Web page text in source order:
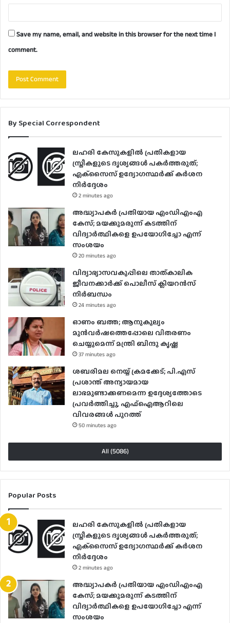
Save my name, email, and website in this browser for the next time I
comment.
By Special Correspondent
ലഹരി കേസുകളിൽ പ്രതികളായ
സ്ത്രീകളുടെ ദൃശ്യങ്ങൾ പകർത്തരുത്;
എക്‌സൈസ് ഉദ്യോഗസ്ഥർക്ക് കർശന
നിർദ്ദേശം
2 minutes ago
അദ്ധ്യാപകർ പ്രതിയായ എംഡിഎംഎ
കേസ്; മയക്കുമരുന്ന് കടത്തിന്
വിദ്യാർത്ഥികളെ ഉപയോ​ഗിച്ചോ എന്ന്
സംശയം
20 minutes ago
വിദ്യാഭ്യാസവകുപ്പിലെ താത്കാലിക
ജീവനക്കാർക്ക് പൊലീസ് ക്ലിയറൻസ്
നിർബന്ധം
24 minutes ago
ഓണം ബത്ത; ആനുകൂല്യം
മുൻവർഷത്തെപ്പോലെ വിതരണം
ചെയ്യുമെന്ന് മന്ത്രി ബിന്ദു കൃഷ്ണ
37 minutes ago
ശബരിമല നെയ്യ് ക്രമക്കേട്; പി.എസ്
പ്രശാന്ത് അന്യായമായ
ലാഭമുണ്ടാക്കണമെന്ന ഉദ്ദേശ്യത്തോടെ
പ്രവർത്തിച്ചു, എഫ്ഐആറിലെ
വിവരങ്ങൾ പുറത്ത്
50 minutes ago
All (5086)
Popular Posts
ലഹരി കേസുകളിൽ പ്രതികളായ
സ്ത്രീകളുടെ ദൃശ്യങ്ങൾ പകർത്തരുത്;
എക്‌സൈസ് ഉദ്യോഗസ്ഥർക്ക് കർശന
നിർദ്ദേശം
2 minutes ago
അദ്ധ്യാപകർ പ്രതിയായ എംഡിഎംഎ
കേസ്; മയക്കുമരുന്ന് കടത്തിന്
വിദ്യാർത്ഥികളെ ഉപയോ​ഗിച്ചോ എന്ന്
സംശയം